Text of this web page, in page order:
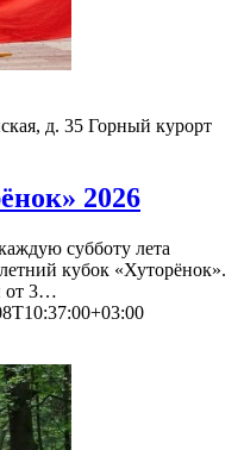
д. 35 Горный курорт
2026
субботу лета
кубок «Хуторёнок».
от 3…